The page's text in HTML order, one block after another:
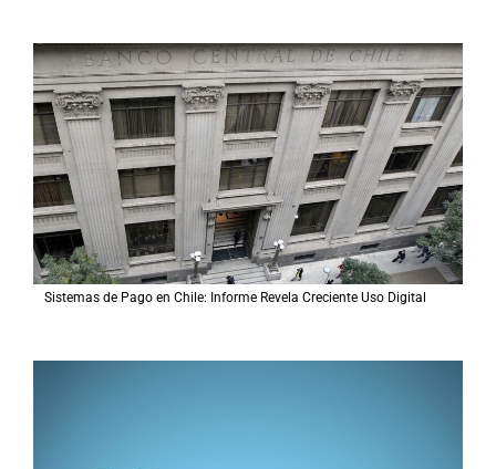
Sistemas de Pago en Chile: Informe Revela Creciente Uso Digital